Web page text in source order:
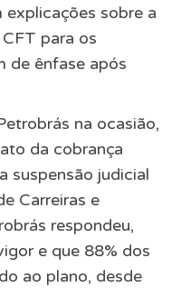
sobre a
para os
de ênfase após
na ocasião,
da cobrança
suspensão judicial
Carreiras e
respondeu,
e que 88% dos
ao plano, desde